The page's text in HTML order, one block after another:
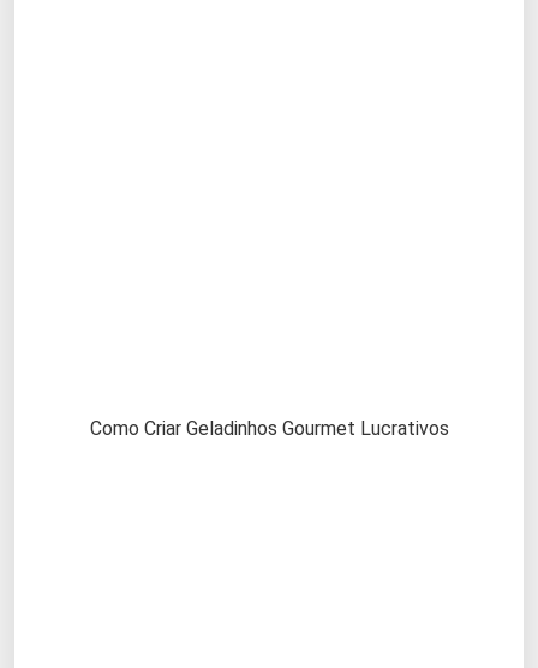
Como Criar Geladinhos Gourmet Lucrativos